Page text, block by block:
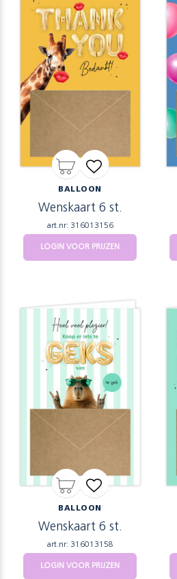
BALLOON
Wenskaart 6 st.
art.nr: 316013156
LOGIN VOOR PRIJZEN
BALLOON
Wenskaart 6 st.
art.nr: 316013158
LOGIN VOOR PRIJZEN